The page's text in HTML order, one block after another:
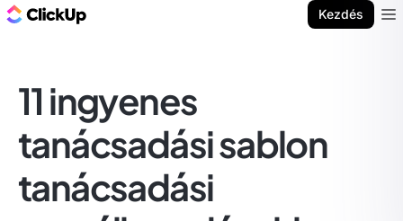
Kezdés
11 ingyenes
tanácsadási sablon
tanácsadási